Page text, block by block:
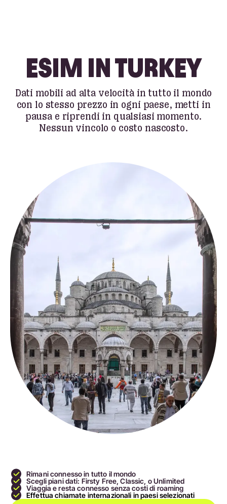
ESIM IN TURKEY
Dati mobili ad alta velocità in tutto il mondo
con lo stesso prezzo in ogni paese, metti in
pausa e riprendi in qualsiasi momento.
Nessun vincolo o costo nascosto.
Rimani connesso in tutto il mondo
Scegli piani dati: Firsty Free, Classic, o Unlimited
Viaggia e resta connesso senza costi di roaming
Effettua chiamate internazionali in paesi selezionati